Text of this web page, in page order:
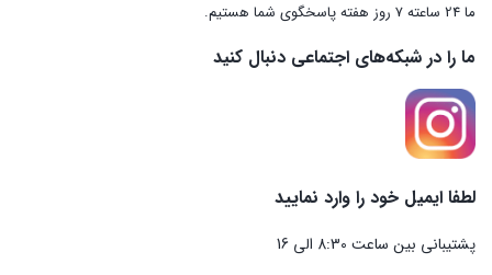
ما 24 ساعته 7 روز هفته پاسخگوی شما هستیم.
ما را در شبکه‌های اجتماعی دنبال کنید
لطفا ایمیل خود را وارد نمایید
پشتیبانی بین ساعت 8:30 الی 16